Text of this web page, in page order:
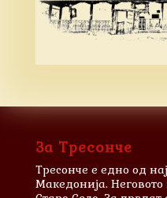
За Тресонче
Тресонче е едно од
Македонија.